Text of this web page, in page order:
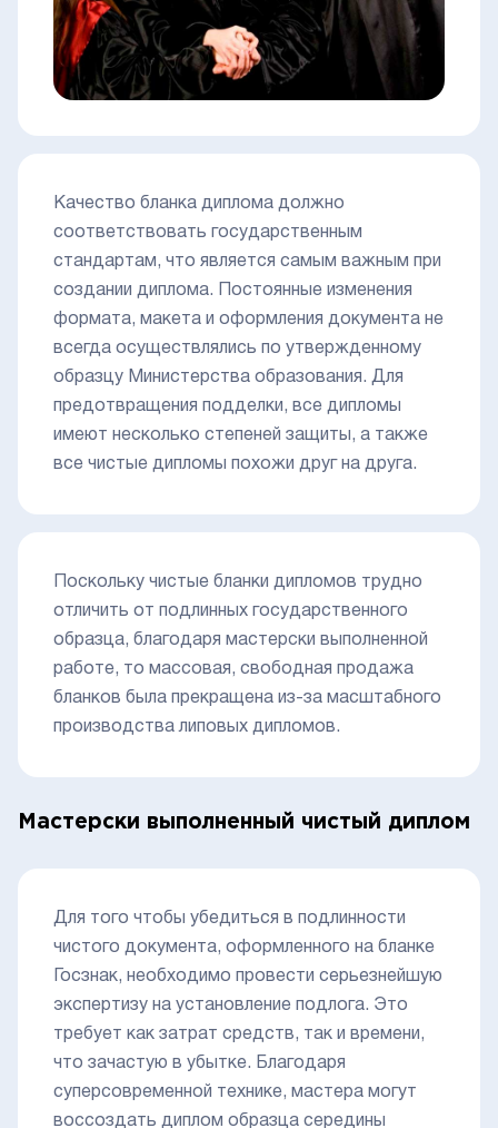
Качество бланка диплома должно
соответствовать государственным
стандартам, что является самым важным при
создании диплома. Постоянные изменения
формата, макета и оформления документа не
всегда осуществлялись по утвержденному
образцу Министерства образования. Для
предотвращения подделки, все дипломы
имеют несколько степеней защиты, а также
все чистые дипломы похожи друг на друга.
Поскольку чистые бланки дипломов трудно
отличить от подлинных государственного
образца, благодаря мастерски выполненной
работе, то массовая, свободная продажа
бланков была прекращена из-за масштабного
производства липовых дипломов.
Мастерски выполненный чистый диплом
Для того чтобы убедиться в подлинности
чистого документа, оформленного на бланке
Госзнак, необходимо провести серьезнейшую
экспертизу на установление подлога. Это
требует как затрат средств, так и времени,
что зачастую в убытке. Благодаря
суперсовременной технике, мастера могут
воссоздать диплом образца середины